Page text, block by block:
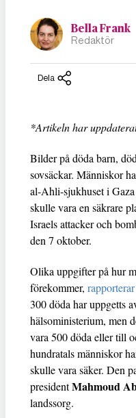
Bella Frank
Redaktör
Dela
*Artikeln har
Bilder på döda barn,
sovsäckar. Människor
al-Ahli-sjukhuset i
skulle vara en säkrare
Israels attacker och
den 7 oktober.
Olika uppgifter på hur
förekommer,
300 döda har uppgetts
hälsoministerium, men
vara 500 döda eller till
hundratals människor
skulle vara säker. Den
presidentMahmoud
landssorg.